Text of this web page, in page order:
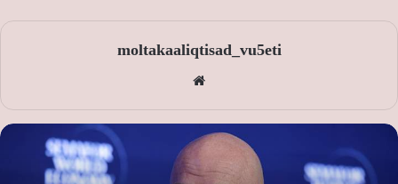
moltakaaliqtisad_vu5eti
الوي
ب